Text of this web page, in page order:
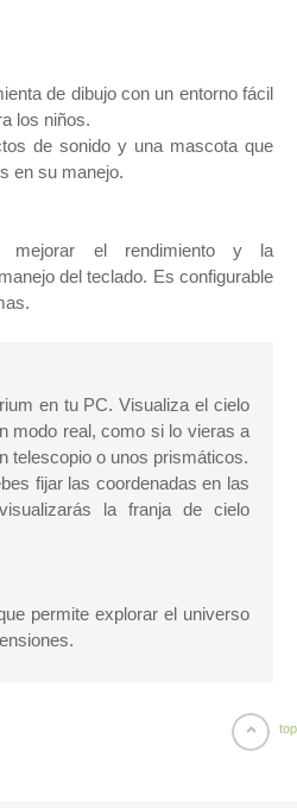
de dibujo con un entorno fácil
los niños.
de sonido y una mascota que
en su manejo.
mejorar el rendimiento y la
del teclado. Es configurable
en tu PC. Visualiza el cielo
modo real, como si lo vieras a
telescopio o unos prismáticos.
fijar las coordenadas en las
la franja de cielo
permite explorar el universo
top